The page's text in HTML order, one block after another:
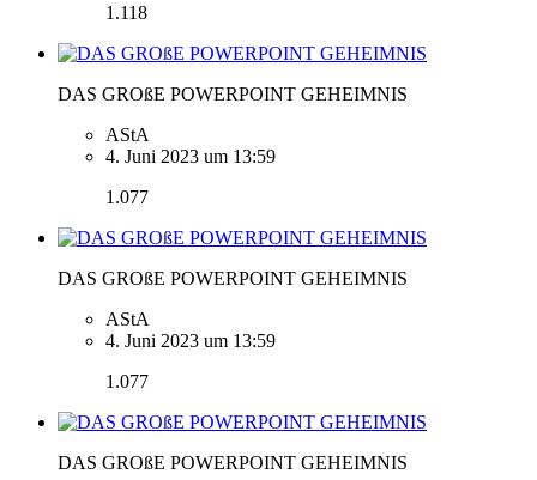
1.118
DAS GROßE POWERPOINT GEHEIMNIS
AStA
4. Juni 2023 um 13:59
1.077
DAS GROßE POWERPOINT GEHEIMNIS
AStA
4. Juni 2023 um 13:59
1.077
DAS GROßE POWERPOINT GEHEIMNIS